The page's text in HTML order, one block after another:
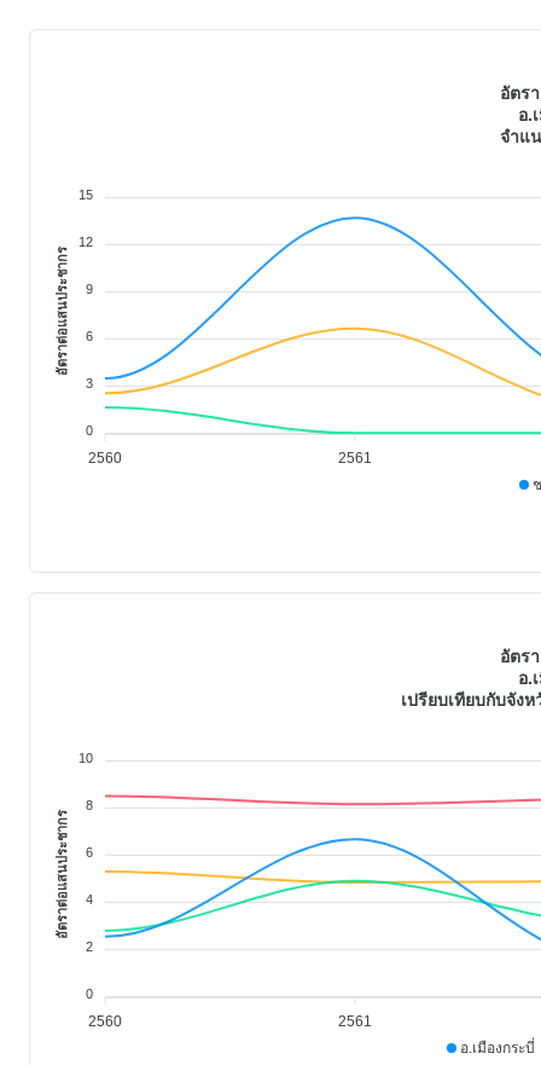
2560 2561
อัตร
อ.
จำแ
15
12
9
6
3
0
อัตราต่อแสนประชากร
อ.เมืองกระบี่
2560 2561
อัตร
อ.
เปรียบเทียบกับจัง
10
8
6
4
2
0
อัตราต่อแสนประชากร